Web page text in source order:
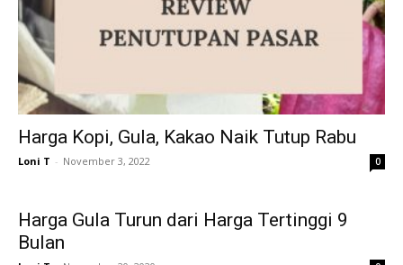
Harga Kopi, Gula, Kakao Naik Tutup Rabu
Loni T - November 3, 2022 0
Harga Gula Turun dari Harga Tertinggi 9
Bulan